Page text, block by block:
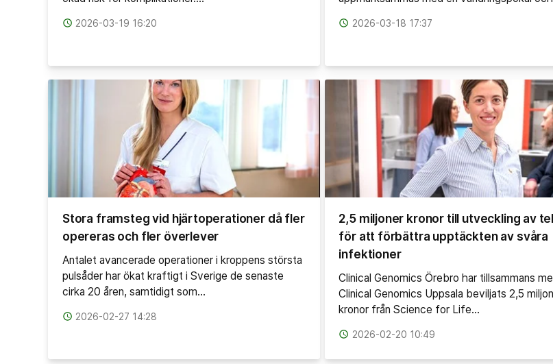
access_time 2026-03-19 16:20 access_time 2026-03-18 17:37
Stora framsteg vid hjärtoperationer då fler
opereras och fler överlever
Antalet avancerade operationer i kroppens största
pulsåder har ökat kraftigt i Sverige de senaste
cirka 20 åren, samtidigt som…
access_time 2026-02-27 14:28
2,5 miljoner kronor till utveckling av
för att förbättra upptäckten av svåra
infektioner
Clinical Genomics Örebro har tillsammans
Clinical Genomics Uppsala beviljats 2,5
kronor från Science for Life…
access_time 2026-02-20 10:49